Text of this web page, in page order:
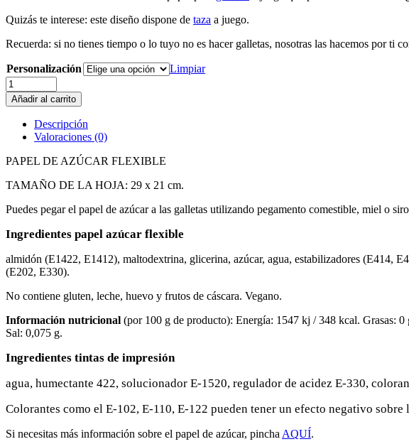
Quizás te interese: este diseño dispone de taza a juego.
Recuerda: si no tienes tiempo o lo tuyo no es hacer galletas, nosotras las hacemos por ti
Personalización
Limpiar
T311
De
mayor
enfermera
cantidad
Añadir al carrito
Descripción
Valoraciones (0)
PAPEL DE AZÚCAR FLEXIBLE
TAMAÑO DE LA HOJA: 29 x 21 cm.
Puedes pegar el papel de azúcar a las galletas utilizando pegamento comestible, miel o
Ingredientes papel azúcar flexible
almidón (E1422, E1412), maltodextrina, glicerina, azúcar, agua, estabilizadores (E414,
(E202, E330).
No contiene gluten, leche, huevo y frutos de cáscara. Vegano.
Información nutricional (por 100 g de producto): Energía: 1547 kj / 348 kcal. Grasas:
Sal: 0,075 g.
Ingredientes tintas de impresión
agua, humectante 422, solucionador E-1520, regulador de acidez E-330,
Colorantes como el E-102, E-110, E-122 pueden tener un efecto negativo
Si necesitas más información sobre el papel de azúcar, pincha AQUÍ.